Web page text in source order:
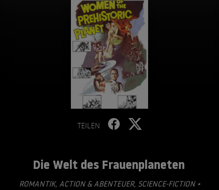
TEILEN
Die Welt des Frauenplaneten
ROMANTIK, ACTION & ABENTEUER, SCIENCE-FICTION•